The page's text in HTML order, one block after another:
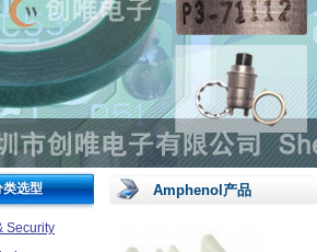
类选型
Security
Amphenol产品